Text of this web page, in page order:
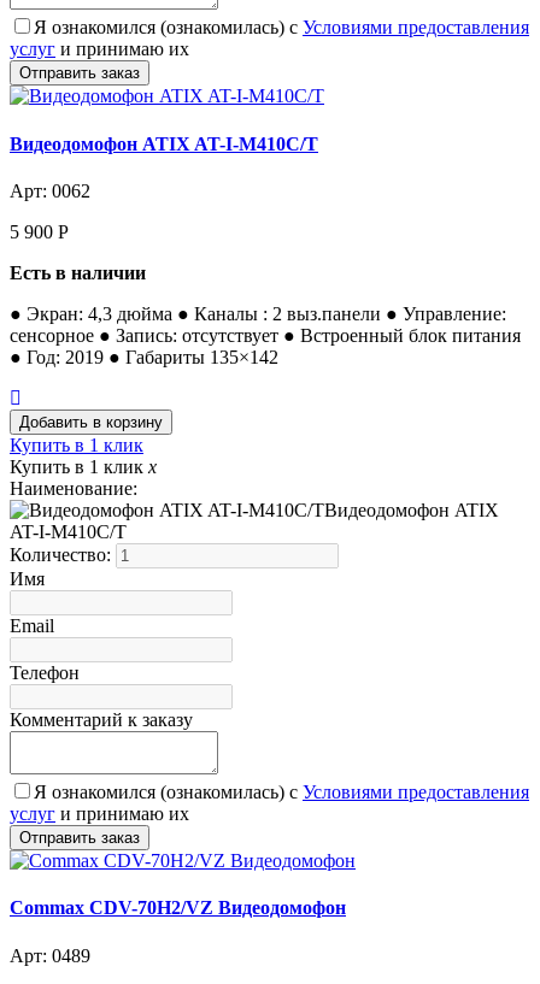
Я ознакомился (ознакомилась) с Условиями предоставления
услуг и принимаю их
Видеодомофон ATIX AT-I-М410C/T
Арт: 0062
5 900 Р
Есть в наличии
● Экран: 4,3 дюйма ● Каналы : 2 выз.панели ● Управление:
сенсорное ● Запись: отсутствует ● Встроенный блок питания
● Год: 2019 ● Габариты 135×142
Купить в 1 клик
Купить в 1 клик x
Наименование:
Видеодомофон ATIX
AT-I-М410C/T
Количество:
Имя
Email
Телефон
Комментарий к заказу
Я ознакомился (ознакомилась) с Условиями предоставления
услуг и принимаю их
Commax CDV-70H2/VZ Видеодомофон
Арт: 0489